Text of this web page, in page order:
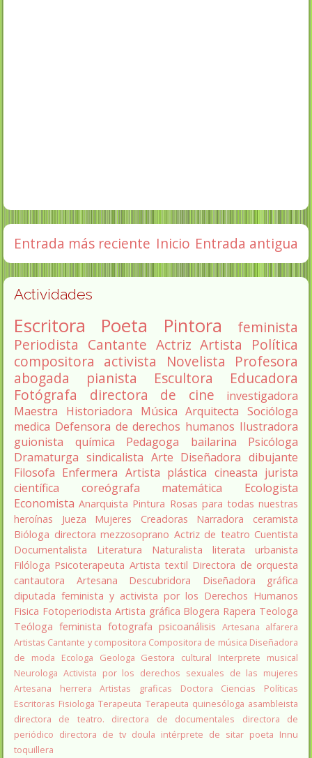
Entrada más reciente Entrada antigua
Inicio
Actividades
Escritora Poeta Pintora
feminista
Periodista Cantante Actriz Artista
Política
compositora activista Novelista
Profesora
abogada
pianista Escultora
Educadora
Fotógrafa
directora de cine
investigadora
Maestra
Historiadora Música Arquitecta Socióloga
medica Defensora de derechos humanos Ilustradora
guionista
química Pedagoga bailarina
Psicóloga
Dramaturga sindicalista Arte Diseñadora dibujante
Filosofa Enfermera Artista plástica cineasta jurista
científica
coreógrafa matemática
Ecologista
Economista Anarquista Pintura Rosas para todas nuestras
heroínas
Jueza Mujeres Creadoras Narradora
ceramista
Bióloga directora mezzosoprano Actriz de teatro Cuentista
Documentalista
Literatura Naturalista literata
urbanista
Filóloga Psicoterapeuta Artista textil Directora de orquesta
cantautora
Artesana Descubridora
Diseñadora gráfica
diputada feminista y activista por los Derechos Humanos
Fisica Fotoperiodista Artista gráfica Blogera Rapera Teologa
Teóloga feminista fotografa psicoanálisis Artesana alfarera
Artistas Cantante y compositora Compositora de música Diseñadora
de moda
Ecologa Geologa Gestora cultural
Interprete musical
Neurologa Activista por los derechos sexuales de las mujeres
Artesana herrera
Artistas graficas
Doctora Ciencias Políticas
Escritoras Fisiologa Terapeuta Terapeuta quinesóloga asambleista
directora de teatro.
directora de documentales
directora de
periódico directora de tv doula intérprete de sitar poeta Innu
toquillera